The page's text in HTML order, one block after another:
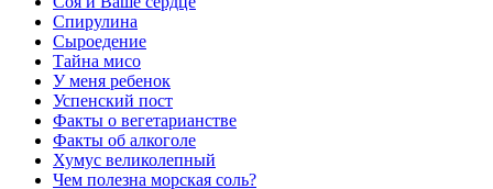
Спирулина
Сыроедение
Тайна мисо
У меня ребенок
Успенский пост
Факты о вегетарианстве
Факты об алкоголе
Хумус великолепный
Чем полезна морская соль?